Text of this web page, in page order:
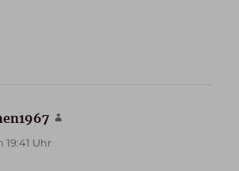
19:41 Uhr